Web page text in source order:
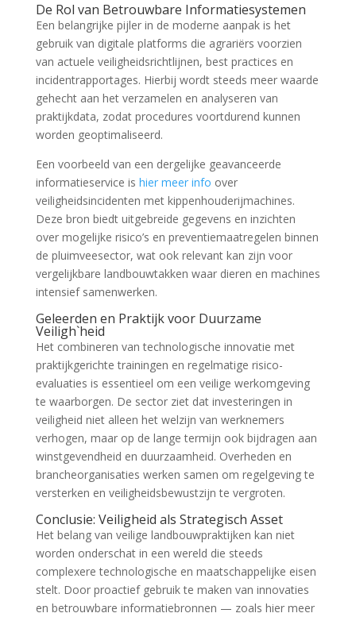
De Rol van Betrouwbare Informatiesystemen
Een belangrijke pijler in de moderne aanpak is het
gebruik van digitale platforms die agrariërs voorzien
van actuele veiligheidsrichtlijnen, best practices en
incidentrapportages. Hierbij wordt steeds meer waarde
gehecht aan het verzamelen en analyseren van
praktijkdata, zodat procedures voortdurend kunnen
worden geoptimaliseerd.
Een voorbeeld van een dergelijke geavanceerde
informatieservice is hier meer info over
veiligheidsincidenten met kippenhouderijmachines.
Deze bron biedt uitgebreide gegevens en inzichten
over mogelijke risico’s en preventiemaatregelen binnen
de pluimveesector, wat ook relevant kan zijn voor
vergelijkbare landbouwtakken waar dieren en machines
intensief samenwerken.
Geleerden en Praktijk voor Duurzame
Veiligh`heid
Het combineren van technologische innovatie met
praktijkgerichte trainingen en regelmatige risico-
evaluaties is essentieel om een veilige werkomgeving
te waarborgen. De sector ziet dat investeringen in
veiligheid niet alleen het welzijn van werknemers
verhogen, maar op de lange termijn ook bijdragen aan
winstgevendheid en duurzaamheid. Overheden en
brancheorganisaties werken samen om regelgeving te
versterken en veiligheidsbewustzijn te vergroten.
Conclusie: Veiligheid als Strategisch Asset
Het belang van veilige landbouwpraktijken kan niet
worden onderschat in een wereld die steeds
complexere technologische en maatschappelijke eisen
stelt. Door proactief gebruik te maken van innovaties
en betrouwbare informatiebronnen — zoals hier meer